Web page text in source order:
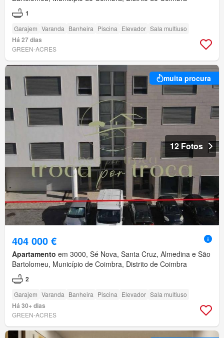
1
Garajem Varanda Banheira Piscina Elevador Sala multiuso
Há 27 dias
GREEN-ACRES
muita procura
12 Fotos
404 000 €
Apartamento em 3000, Sé Nova, Santa Cruz, Almedina e São
Bartolomeu, Município de Coimbra, Distrito de Coimbra
2
Garajem Varanda Banheira Piscina Elevador Sala multiuso
Há 30+ dias
GREEN-ACRES